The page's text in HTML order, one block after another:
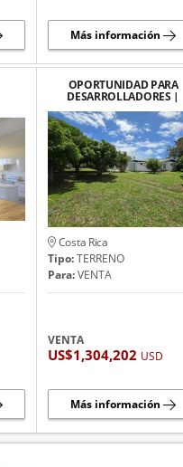
Más información
OPORTUNIDAD PARA
DESARROLLADORES |
LEGADO PRIME
Costa Rica
Tipo:TERRENO
Para:VENTA
VENTA
US$1,304,202 USD
Más información